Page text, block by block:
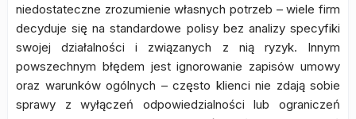
niedostateczne zrozumienie własnych potrzeb – wiele firm
decyduje się na standardowe polisy bez analizy specyfiki
swojej działalności i związanych z nią ryzyk. Innym
powszechnym błędem jest ignorowanie zapisów umowy
oraz warunków ogólnych – często klienci nie zdają sobie
sprawy z wyłączeń odpowiedzialności lub ograniczeń